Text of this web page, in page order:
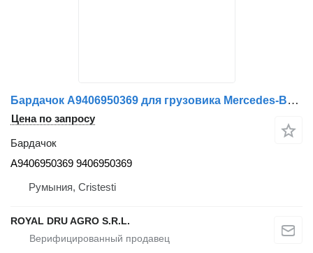
Бардачок A9406950369 для грузовика Mercedes-Benz
Цена по запросу
Бардачок
A9406950369 9406950369
Румыния, Cristesti
ROYAL DRU AGRO S.R.L.